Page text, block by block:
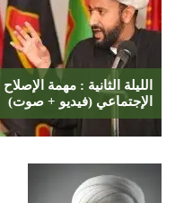
الليلة الثانية : مهمة الإصلاح
الإجتماعي (فيديو + صوت)